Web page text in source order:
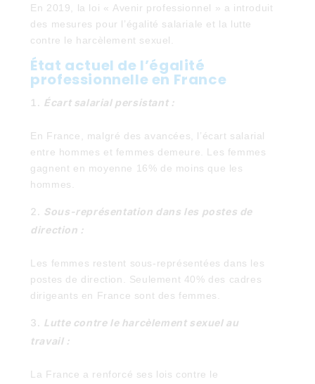
En 2019, la loi « Avenir professionnel » a introduit
des mesures pour l’égalité salariale et la lutte
contre le harcèlement sexuel.
État actuel de l’égalité
professionnelle en France
Écart salarial persistant :
En France, malgré des avancées, l’écart salarial
entre hommes et femmes demeure. Les femmes
gagnent en moyenne 16% de moins que les
hommes.
Sous-représentation dans les postes de
direction :
Les femmes restent sous-représentées dans les
postes de direction. Seulement 40% des cadres
dirigeants en France sont des femmes.
Lutte contre le harcèlement sexuel au
travail :
La France a renforcé ses lois contre le